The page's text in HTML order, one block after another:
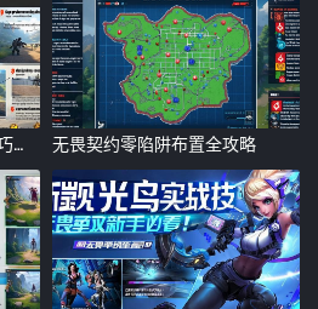
无畏契约猎枭侦查箭使用技巧与实战解析 无畏契约零陷阱布置全攻略